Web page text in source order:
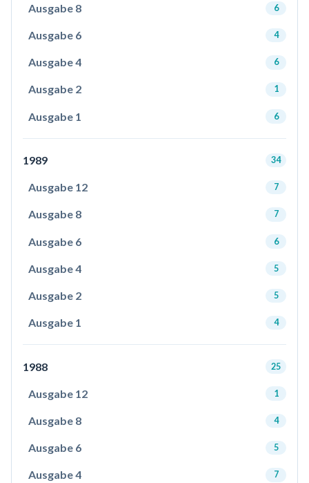
Ausgabe 8 6
Ausgabe 6 4
Ausgabe 4 6
Ausgabe 2 1
Ausgabe 1 6
1989 34
Ausgabe 12 7
Ausgabe 8 7
Ausgabe 6 6
Ausgabe 4 5
Ausgabe 2 5
Ausgabe 1 4
1988 25
Ausgabe 12 1
Ausgabe 8 4
Ausgabe 6 5
Ausgabe 4 7